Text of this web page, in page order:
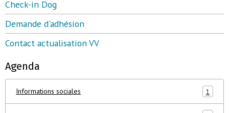
Check-in Dog
Demande d'adhésion
Contact actualisation VV
Agenda
Informations sociales 1